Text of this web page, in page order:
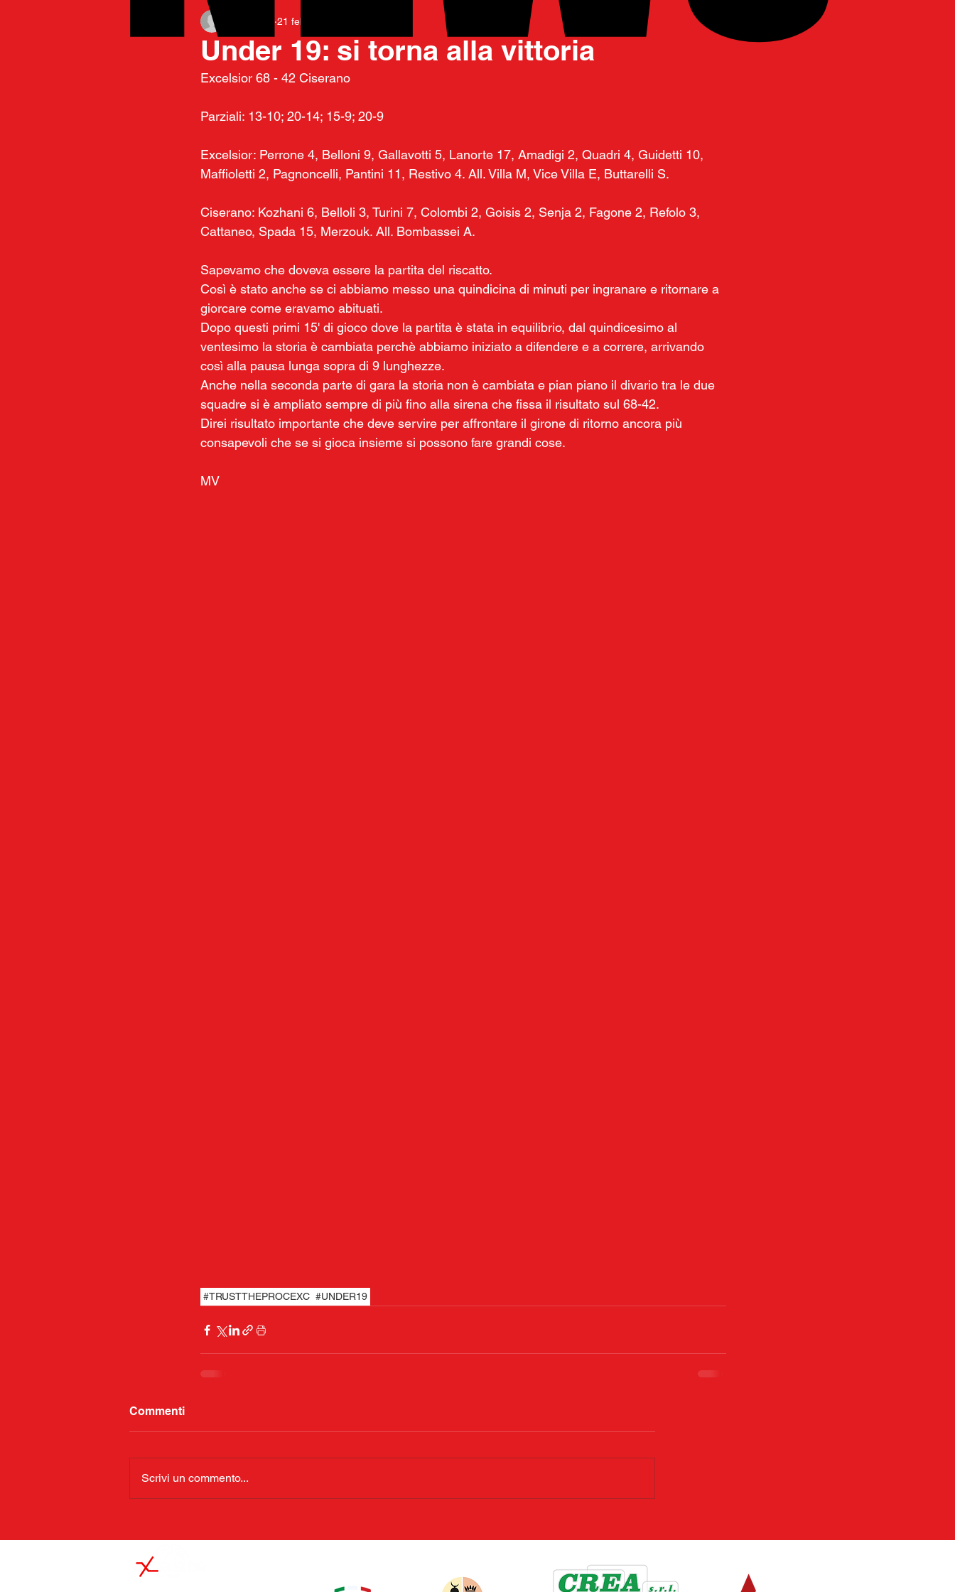
Under 19: si torna alla vittoria
21 feb 2025
Excelsior 68 - 42 Ciserano
Parziali: 13-10; 20-14; 15-9; 20-9
Excelsior: Perrone 4, Belloni 9, Gallavotti 5, Lanorte 17, Amadigi 2, Quadri 4, Guidetti 10,
Maffioletti 2, Pagnoncelli, Pantini 11, Restivo 4. All. Villa M, Vice Villa E, Buttarelli S.
Ciserano: Kozhani 6, Belloli 3, Turini 7, Colombi 2, Goisis 2, Senja 2, Fagone 2, Refolo 3,
Cattaneo, Spada 15, Merzouk. All. Bombassei A.
Sapevamo che doveva essere la partita del riscatto.
Così è stato anche se ci abbiamo messo una quindicina di minuti per ingranare e ritornare a
giorcare come eravamo abituati.
Dopo questi primi 15' di gioco dove la partita è stata in equilibrio, dal quindicesimo al
ventesimo la storia è cambiata perchè abbiamo iniziato a difendere e a correre, arrivando
così alla pausa lunga sopra di 9 lunghezze.
Anche nella seconda parte di gara la storia non è cambiata e pian piano il divario tra le due
squadre si è ampliato sempre di più fino alla sirena che fissa il risultato sul 68-42.
Direi risultato importante che deve servire per affrontare il girone di ritorno ancora più
consapevoli che se si gioca insieme si possono fare grandi cose.
MV
#TRUSTTHEPROCEXC #UNDER19
Commenti
Scrivi un commento...